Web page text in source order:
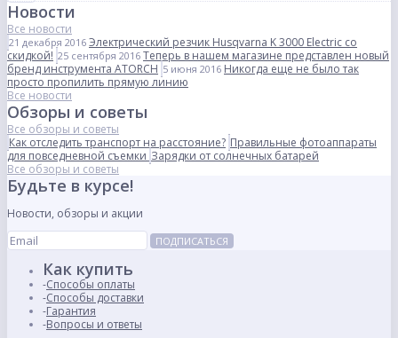
Новости
Все новости
21 декабря 2016 Электрический резчик Husqvarna K 3000 Electric со
скидкой! 25 сентября 2016 Теперь в нашем магазине представлен новый
бренд инструмента ATORCH 5 июня 2016 Никогда еще не было так
просто пропилить прямую линию
Все новости
Обзоры и советы
Все обзоры и советы
Как отследить транспорт на расстояние? Правильные фотоаппараты
для повседневной съемки Зарядки от солнечных батарей
Все обзоры и советы
Будьте в курсе!
Новости, обзоры и акции
ПОДПИСАТЬСЯ
Как купить
Способы оплаты
Способы доставки
Гарантия
Вопросы и ответы